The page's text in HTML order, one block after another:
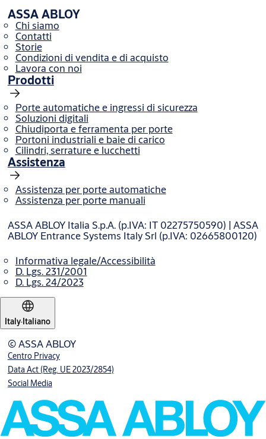
ASSA ABLOY
Chi siamo
Contatti
Storie
Condizioni di vendita e di acquisto
Lavora con noi
Prodotti
Porte automatiche e ingressi di sicurezza
Soluzioni digitali
Chiudiporta e ferramenta per porte
Portoni industriali e baie di carico
Cilindri, serrature e lucchetti
Assistenza
Assistenza per porte automatiche
Assistenza per porte manuali
ASSA ABLOY Italia S.p.A. (p.IVA: IT 02275750590) | ASSA
ABLOY Entrance Systems Italy Srl (p.IVA: 02665800120)
Informativa legale/Accessibilità
D. Lgs. 231/2001
D. Lgs. 24/2023
Italy· Italiano
© ASSA ABLOY
Centro Privacy
Data Act (Reg. UE 2023/2854)
Social Media